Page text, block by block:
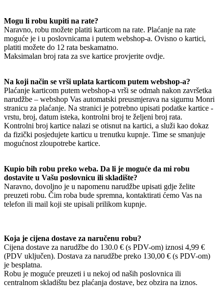
Mogu li robu kupiti na rate?
Naravno, robu možete platiti karticom na rate. Plaćanje na rate
moguće je i u poslovnicama i putem webshop-a. Ovisno o kartici,
platiti možete do 12 rata beskamatno.
Maksimalan broj rata za sve kartice provjerite ovdje.
Na koji način se vrši uplata karticom putem webshop-a?
Plaćanje karticom putem webshop-a vrši se odmah nakon završetka
narudžbe – webshop Vas automatski preusmjerava na sigurnu Monri
stranicu za plaćanje. Na stranici je potrebno upisati podatke kartice -
vrstu, broj, datum isteka, kontrolni broj te željeni broj rata.
Kontrolni broj kartice nalazi se otisnut na kartici, a služi kao dokaz
da fizički posjedujete karticu u trenutku kupnje. Time se smanjuje
mogućnost zloupotrebe kartice.
Kupio bih robu preko weba. Da li je moguće da mi robu
dostavite u Vašu poslovnicu ili skladište?
Naravno, dovoljno je u napomenu narudžbe upisati gdje želite
preuzeti robu. Čim roba bude spremna, kontaktirati ćemo Vas na
telefon ili mail koji ste upisali prilikom kupnje.
Koja je cijena dostave za naručenu robu?
Cijena dostave za narudžbe do 130.0 € (s PDV-om) iznosi 4,99 €
(PDV uključen). Dostava za narudžbe preko 130,00 € (s PDV-om)
je besplatna.
Robu je moguće preuzeti i u nekoj od naših poslovnica ili
centralnom skladištu bez plaćanja dostave, bez obzira na iznos.